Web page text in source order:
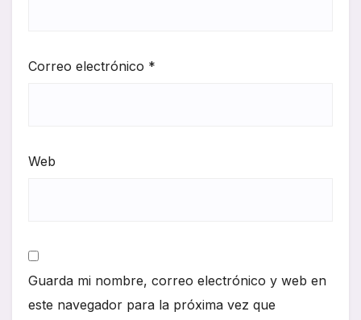
Correo electrónico *
Web
Guarda mi nombre, correo electrónico y web en
este navegador para la próxima vez que